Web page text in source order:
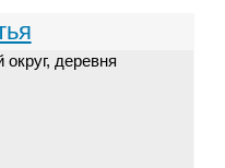
деревня